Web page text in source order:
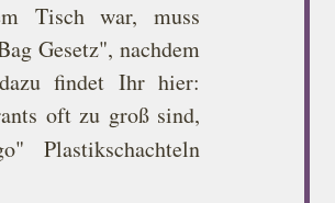
Tisch war, muss
Gesetz", nachdem
oft zu groß sind,
Plastikschachteln